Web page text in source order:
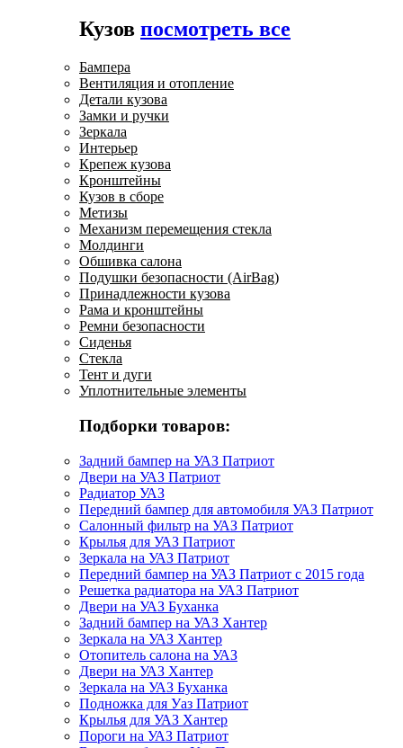
Кузов посмотреть все
Бампера
Вентиляция и отопление
Детали кузова
Замки и ручки
Зеркала
Интерьер
Крепеж кузова
Кронштейны
Кузов в сборе
Метизы
Механизм перемещения стекла
Молдинги
Обшивка салона
Подушки безопасности (AirBag)
Принадлежности кузова
Рама и кронштейны
Ремни безопасности
Сиденья
Стекла
Тент и дуги
Уплотнительные элементы
Подборки товаров:
Задний бампер на УАЗ Патриот
Двери на УАЗ Патриот
Радиатор УАЗ
Передний бампер для автомобиля УАЗ Патриот
Салонный фильтр на УАЗ Патриот
Крылья для УАЗ Патриот
Зеркала на УАЗ Патриот
Передний бампер на УАЗ Патриот с 2015 года
Решетка радиатора на УАЗ Патриот
Двери на УАЗ Буханка
Задний бампер на УАЗ Хантер
Зеркала на УАЗ Хантер
Отопитель салона на УАЗ
Двери на УАЗ Хантер
Зеркала на УАЗ Буханка
Подножка для Уаз Патриот
Крылья для УАЗ Хантер
Пороги на УАЗ Патриот